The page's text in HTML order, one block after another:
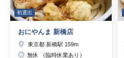
初選出
おにやんま 新橋店
東京都 新橋駅 159m
無休 （臨時休業あり）